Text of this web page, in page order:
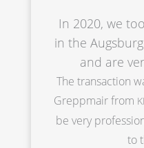
In 2020, we
in the
and are
The transac­tion
Grepp­mair from
be very
to